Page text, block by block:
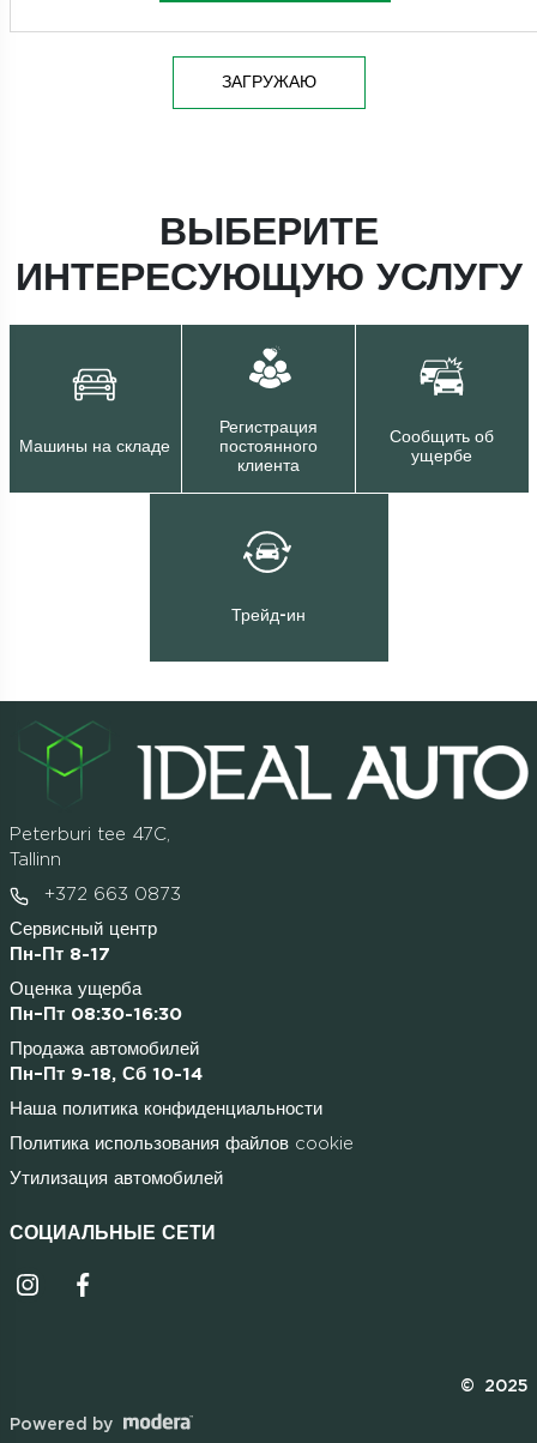
ЗАГРУЖАЮ
ВЫБЕРИТЕ
ИНТЕРЕСУЮЩУЮ УСЛУГУ
Машины на складе
Регистрация
постоянного
клиента
Сообщить об
ущербе
Трейд-ин
Peterburi tee 47C,
Tallinn
+372 663 0873
Сервисный центр
Пн-Пт 8-17
Оценка ущерба
Пн–Пт 08:30-16:30
Продажа автомобилей
Пн–Пт 9-18, Сб 10-14
Наша политика конфиденциальности
Политика использования файлов cookie
Утилизация автомобилей
СОЦИАЛЬНЫЕ СЕТИ
Instagrammi ikoon
© 2025
Powered by